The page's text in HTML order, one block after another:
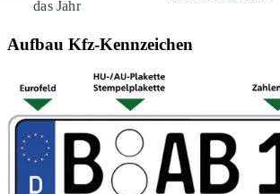
Aufbau Kfz-Kennzeichen